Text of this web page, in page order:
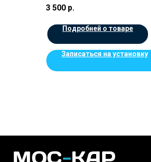
3 500 р.
Подробней о товаре
Записаться на установку